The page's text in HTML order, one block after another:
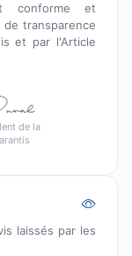
et
transparence
et par l'Article
de la
laissés par les